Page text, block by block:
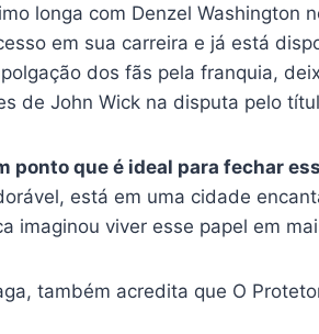
longa com Denzel Washington
em sua carreira e já está
dos fãs pela franquia,
de John Wick na disputa pelo
ponto que é ideal para fechar
está em uma cidade
imaginou viver esse papel em
também acredita que O